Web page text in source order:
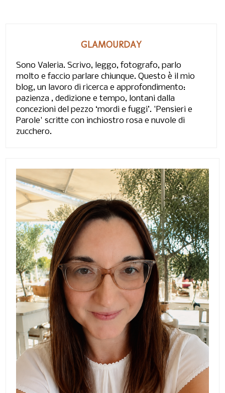
GLAMOURDAY
Sono Valeria. Scrivo, leggo, fotografo, parlo
molto e faccio parlare chiunque. Questo è il mio
blog, un lavoro di ricerca e approfondimento:
pazienza , dedizione e tempo, lontani dalla
concezioni del pezzo ‘mordi e fuggi’. 'Pensieri e
Parole' scritte con inchiostro rosa e nuvole di
zucchero.